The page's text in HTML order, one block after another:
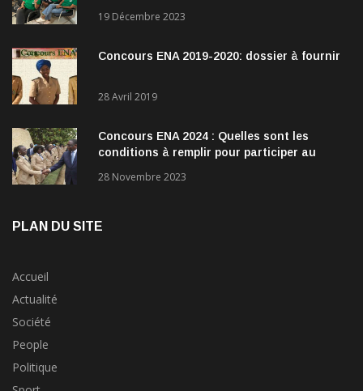
19 Décembre 2023
Concours ENA 2019-2020: dossier à fournir
28 Avril 2019
Concours ENA 2024 : Quelles sont les
conditions à remplir pour participer au
28 Novembre 2023
PLAN DU SITE
Accueil
Actualité
Société
People
Politique